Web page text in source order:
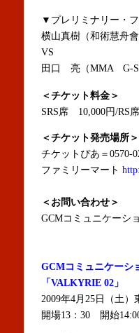
▼プレリミナリー・
横山真樹（和術慧舟
VS
田口 亮（MMA G-
＜チケット料金＞
SRS席 10,000円/
＜チケット発売場所＞
チケットぴあ＝0570-
ファミリーマート
＜お問い合わせ＞
GCMコミュニケーシ
GCMコミュニケーシ
「VALKYRIE 02」
2009年4月25日（土
開場13：30 開始